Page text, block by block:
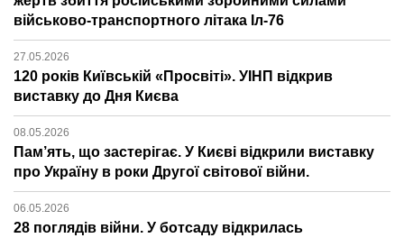
військово-транспортного літака Іл-76
27.05.2026
120 років Київській «Просвіті». УІНП відкрив
виставку до Дня Києва
08.05.2026
Пам’ять, що застерігає. У Києві відкрили виставку
про Україну в роки Другої світової війни.
06.05.2026
28 поглядів війни. У ботсаду відкрилась